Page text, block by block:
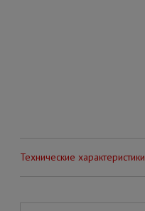
Технические характеристики